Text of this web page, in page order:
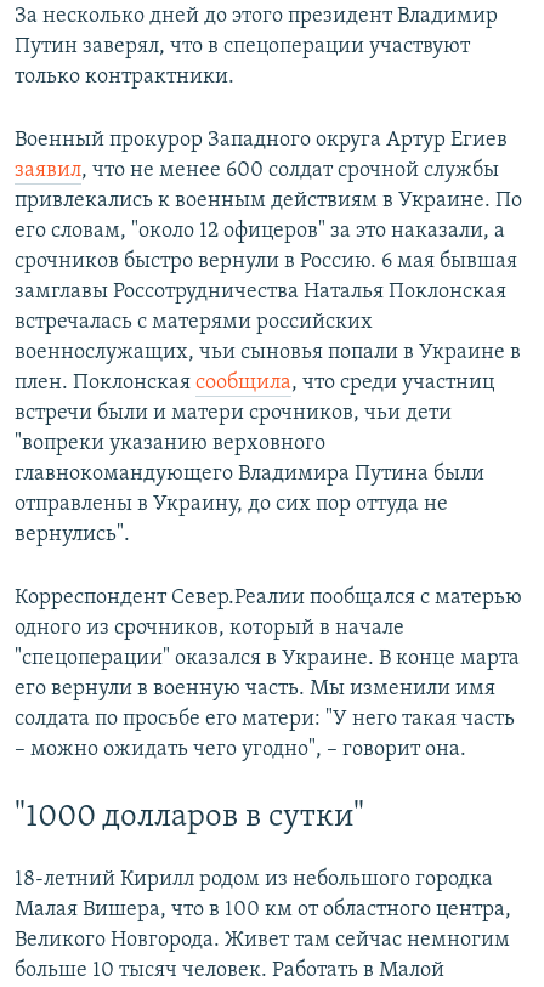
За несколько дней до этого президент Владимир
Путин заверял, что в спецоперации участвуют
только контрактники.
Военный прокурор Западного округа Артур Егиев
заявил, что не менее 600 солдат срочной службы
привлекались к военным действиям в Украине. По
его словам, "около 12 офицеров" за это наказали, а
срочников быстро вернули в Россию. 6 мая бывшая
замглавы Россотрудничества Наталья Поклонская
встречалась с матерями российских
военнослужащих, чьи сыновья попали в Украине в
плен. Поклонская сообщила, что среди участниц
встречи были и матери срочников, чьи дети
"вопреки указанию верховного
главнокомандующего Владимира Путина были
отправлены в Украину, до сих пор оттуда не
вернулись".
Корреспондент Север.Реалии пообщался с матерью
одного из срочников, который в начале
"спецоперации" оказался в Украине. В конце марта
его вернули в военную часть. Мы изменили имя
солдата по просьбе его матери: "У него такая часть
– можно ожидать чего угодно", – говорит она.
"1000 долларов в сутки"
18-летний Кирилл родом из небольшого городка
Малая Вишера, что в 100 км от областного центра,
Великого Новгорода. Живет там сейчас немногим
больше 10 тысяч человек. Работать в Малой